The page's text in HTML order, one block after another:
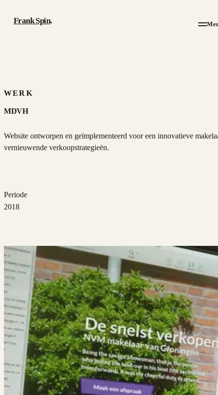
Frank Spin.
CV
WERK
MDVH
Website ontworpen en geïmplementeerd voor een innovatieve
vernieuwende verkoopstrategieën.
Periode
2018